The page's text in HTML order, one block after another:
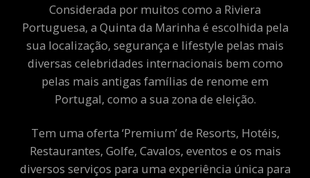
Considerada por muitos como a Riviera
Portuguesa, a Quinta da Marinha é escolhida pela
sua localização, segurança e lifestyle pelas mais
diversas celebridades internacionais bem como
pelas mais antigas famílias de renome em
Portugal, como a sua zona de eleição.
Tem uma oferta ‘Premium’ de Resorts, Hotéis,
Restaurantes, Golfe, Cavalos, eventos e os mais
diversos serviços para uma experiência única para